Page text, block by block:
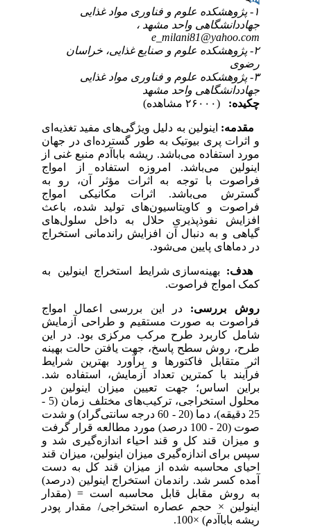
۱- پژوهشکده علوم و فناوری مواد غذایی
جهاددانشگاهی واحد مشهد ،
e_milani81@yahoo.com
۲- پژوهشکده علوم و صنایع غذایی، خراسان
رضوی
۳- پژوهشکده علوم و فناوری مواد غذایی
جهاددانشگاهی واحد مشهد
چکیده:
(۲۶۰۰۰ مشاهده)
مقدمه:اینولین به دلیل ویژگی‌های مفید تغذیه‌ای
و اثرات پری بیوتیک به طور گسترده‌ای در جهان
مورد استفاده می‌باشد. ریشه باباآدم منبع غنی از
اینولین می‌باشد. امروزه استفاده از امواج
فراصوت با توجه به اثرات مؤثر آن، رو به
گسترش می‌باشد. اثرات مکانیکی امواج
فراصوت و کاویتاسیون‌های تولید شده، باعث
افزایش نفوذپذیری حلال به داخل سلول‌های
گیاهی و به دنبال آن افزایش راندمانی استخراج
در دماهای پایین می‌شود.
هدف:بهینه‌سازی شرایط استخراج اینولین به
کمک امواج فراصوت.
روش بررسی: در این بررسی اعمال امواج
فراصوت به صورت مستقیم و طراحی آزمایش
شامل کاربرد طرح مرکب مرکزی بود. در این
طرح، روش سطح پاسخ، جهت یافتن حالت بهینه
اثر متقابل فاکتورها و برآورد بهترین شرایط
فرآیند با کمترین تعداد آزمایش، استفاده شد.
براین اساس؛ جهت تعیین میزان اینولین در
محلول استخراجی، ترکیب‌های مختلف زمان (5 -
25 دقیقه)، دما (20 - 60 درجه سانتی‌‌گراد) و شدت
صوت (20 - 100 درصد) مورد مطالعه قرار گرفت
و میزان قند کل و قند احیاء اندازه‌گیری شد و
سپس برای اندازه‌گیری میزان اینولین، میزان قند
احیای محاسبه شده از میزان قند کل به دست
آمده کسر شد. راندمان استخراج اینولین (درصد)
به روش مقابل قابل محاسبه است = (مقدار
اینولین × حجم عصاره استخراجی/ مقدار پودر
ریشه باباآدم) ×100.